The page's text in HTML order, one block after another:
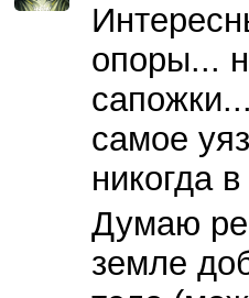
опоры...
самое
никогда
Думаю
земле